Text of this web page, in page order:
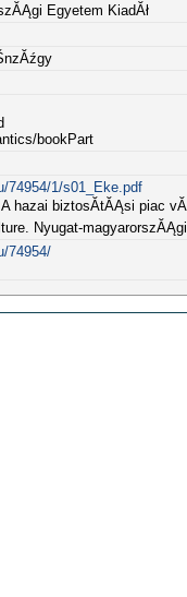
Egyetem KiadĂł
bookPart
74954/1/s01_Eke.pdf
hazai biztosĂ­tĂĄsi piac
Nyugat-
74954/